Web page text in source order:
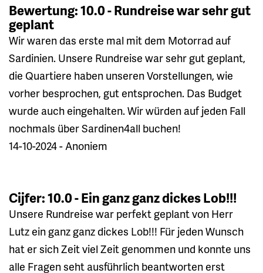
Bewertung: 10.0 - Rundreise war sehr gut
geplant
Wir waren das erste mal mit dem Motorrad auf
Sardinien. Unsere Rundreise war sehr gut geplant,
die Quartiere haben unseren Vorstellungen, wie
vorher besprochen, gut entsprochen. Das Budget
wurde auch eingehalten. Wir würden auf jeden Fall
nochmals über Sardinen4all buchen!
14-10-2024 - Anoniem
Cijfer: 10.0 - Ein ganz ganz dickes Lob!!!
Unsere Rundreise war perfekt geplant von Herr
Lutz ein ganz ganz dickes Lob!!! Für jeden Wunsch
hat er sich Zeit viel Zeit genommen und konnte uns
alle Fragen seht ausführlich beantworten erst